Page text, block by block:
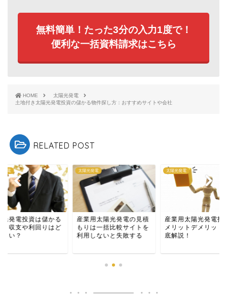
無料簡単！たった3分の入力1度で！
便利な一括資料請求はこちら
HOME
太陽光発電
土地付き太陽光発電投資の儲かる物件探し方：おすすめサイトや会社
RELATED POST
発電
光発電投資は儲かる
？収支や利回りはど
らい？
太陽光発電
産業用太陽光発電の見積
もりは一括比較サイトを
利用しないと失敗する
太陽光発電
産業用太陽光発電投
メリットデメリット
底解説！